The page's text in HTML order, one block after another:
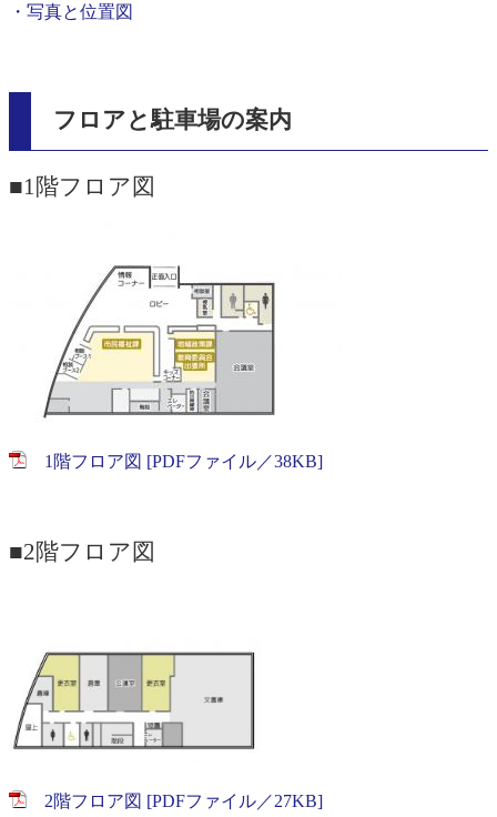
・写真と位置図
フロアと駐車場の案内
■1階フロア図
1階フロア図 [PDFファイル／38KB]
■2階フロア図
2階フロア図 [PDFファイル／27KB]